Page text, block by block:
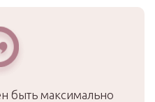
быть максимально